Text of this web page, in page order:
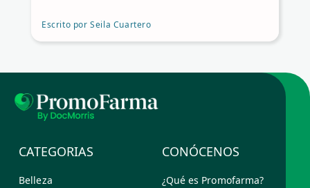
Escrito por Seila Cuartero
CATEGORIAS
Belleza
CONÓCENOS
¿Qué es Promofarma?